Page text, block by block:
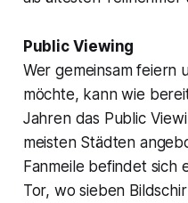
Public Viewing
Wer gemeinsam feiern
möchte, kann wie
Jahren das Public
meisten Städten
Fanmeile befindet
Tor, wo sieben